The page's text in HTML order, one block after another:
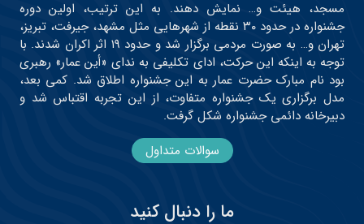
مسجد، هیئت و… نمایش دهند. به این ترتیب، اولین دوره
جشنواره در حدود ۳۰ نقطه از شهرهایی مثل مشهد، جیرفت، تبریز،
تهران و… به صورت مردمی برگزار شد و حدود ۱۹ اثر اکران شدند. با
توجه به اینکه این حرکت، ادای تکلیفی به ندای «أین عمار» رهبری
بود نام مبارک حضرت عمار به این جشنواره اطلاق شد. کمی بعد،
مدل برگزاری یک جشنواره متفاوت، از این تجربه اقتباس شد و
دبیرخانه دائمی جشنواره شکل گرفت.
سوالات متداول
ما را دنبال کنید